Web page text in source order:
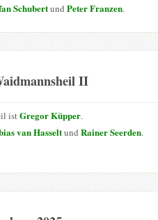
Schubertund Peter Franzen.
II
istGregor Küpper.
van Hasseltund Rainer Seerden.